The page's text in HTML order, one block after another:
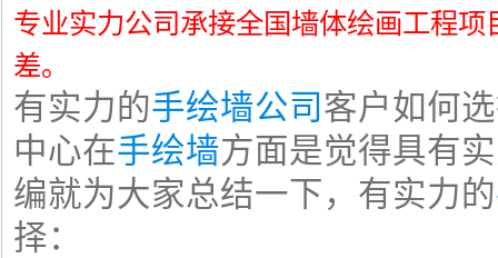
专业实力公司承接全国墙体绘画工程
差。
有实力的手绘墙公司 客户如何
中心在手绘墙方面是觉得具有
编就为大家总结一下，有实力的
择：